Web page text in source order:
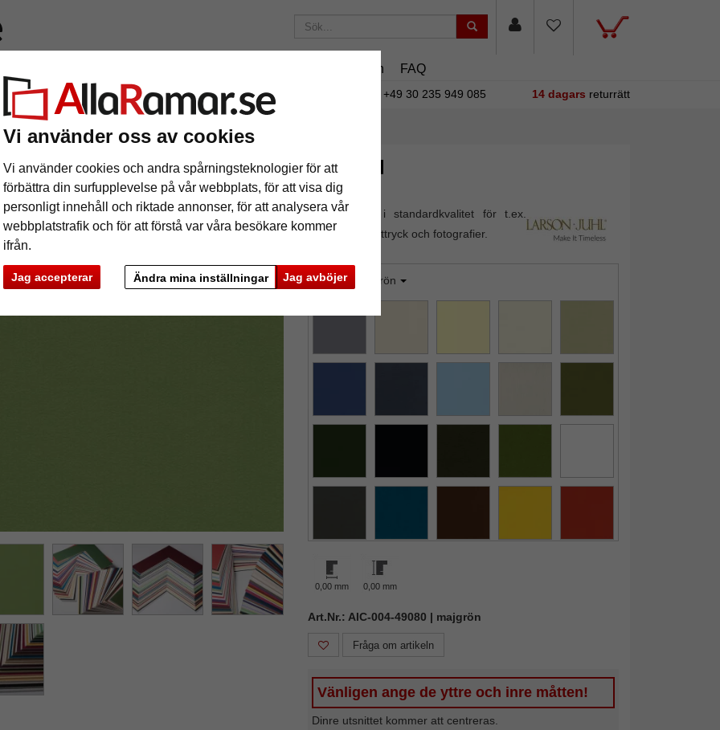
Vi använder oss av cookies
Vi använder cookies och andra spårningsteknologier för att
förbättra din surfupplevelse på vår webbplats, för att visa dig
personligt innehåll och riktade annonser, för att analysera vår
webbplatstrafik och för att förstå var våra besökare kommer
ifrån.
Jag accepterar Jag avböjer
Ändra mina inställningar
Magasin FAQ
195 kr i leveranskostnad.Oavsett hur mycket du beställer. +49 30 235 949 085 14 dagars returrätt
1,6 mm WhiteCore passepartout måttbeställd
mm WhiteCore passepartout måttbeställd
Preview
Passepartout i standardkvalitet för t.ex.
affischer, konsttryck och fotografier.
färg: majgrön
0,00 mm 0,00 mm
Art.Nr.: AIC-004-49080 | majgrön
Fråga om artikeln
Vänligen ange de yttre och inre måtten!
Dinre utsnittet kommer att centreras.